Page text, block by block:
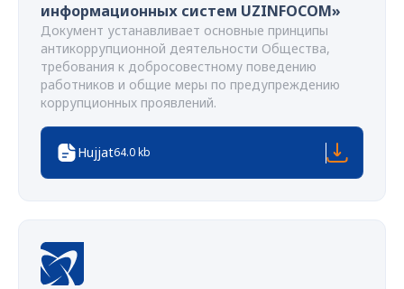
информационных систем UZINFOCOM»
Документ устанавливает основные принципы
антикоррупционной деятельности Общества,
требования к добросовестному поведению
работников и общие меры по предупреждению
коррупционных проявлений.
Hujjat64.0 kb